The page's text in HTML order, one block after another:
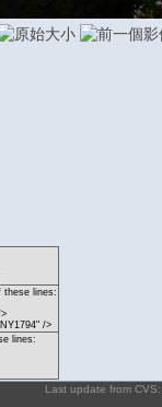
these lines:
/>
lines:
Last update from